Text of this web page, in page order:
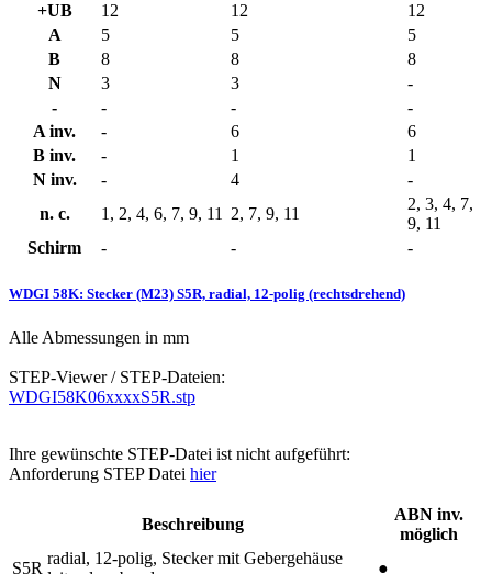
+UB
12 12
12
A
5 5
5
B
8 8
8
N
3 3
-
-
- -
-
A inv.
- 6
6
B inv.
- 1
1
N inv.
- 4
-
n. c.
1, 2, 4, 6, 7, 9, 11 2, 7, 9, 11
2, 3, 4, 7,
9, 11
Schirm
- - -
WDGI 58K: Stecker (M23) S5R, radial, 12-polig (rechtsdrehend)
Alle Abmessungen in mm
STEP-Viewer / STEP-Dateien:
WDGI58K06xxxxS5R.stp
Ihre gewünschte STEP-Datei ist nicht aufgeführt:
Anforderung STEP Datei hier
Beschreibung
ABN inv.
möglich
S5R
radial, 12-polig, Stecker mit Gebergehäuse
●